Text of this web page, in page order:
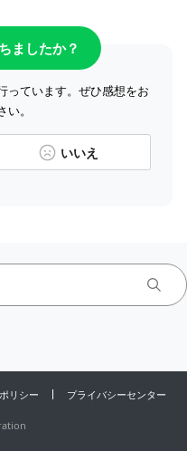
ましたか？
っています。ぜひ感想をお
。
いいえ
リシー プライバシーセンター